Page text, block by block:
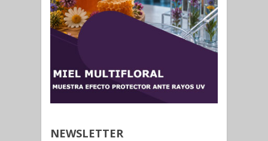
NEWSLETTER